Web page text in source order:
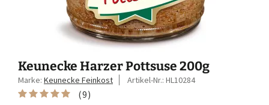
Keunecke Harzer Pottsuse 200g
Marke: Keunecke Feinkost Artikel-Nr.: HL10284
(9)